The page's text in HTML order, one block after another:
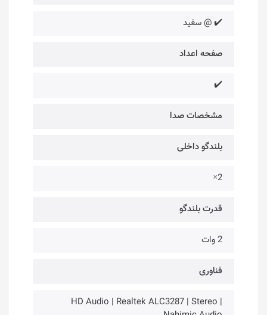
✔️ @ سفید
صفحه اعداد
✔️
مشخصات صدا
بلندگو داخلی
2×
قدرت بلندگو
2 وات
فناوری‌
HD Audio | Realtek ALC3287 | Stereo |